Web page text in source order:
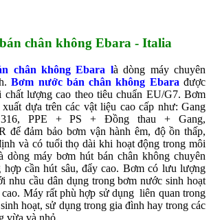
chân không Ebara - Italia
chân không Ebara là dòng máy chuyên
Bơm nước bán chân không Ebara được
chất lượng cao theo tiêu chuẩn EU/G7. Bơm
dựa trên các vật liệu cao cấp như: Gang
PPE + PS + Đồng thau + Gang,
để đảm bảo bơm vận hành êm, độ ồn thấp,
và có tuổi thọ dài khi hoạt động trong môi
dòng máy bơm hút bán chân không chuyên
hợp cần hút sâu, đẩy cao. Bơm có lưu lượng
nhu cầu dân dụng trong bơm nước sinh hoạt
Máy rất phù hợp sử dụng liên quan trong
hoạt, sử dụng trong gia đình hay trong các